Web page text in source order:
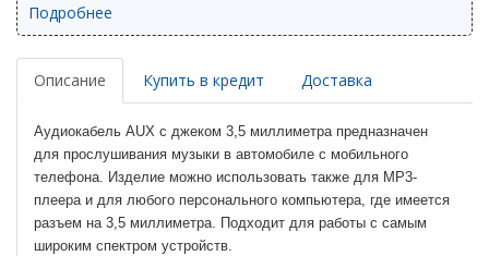
Подробнее
Описание Купить в кредит Доставка
Аудиокабель AUX с джеком 3,5 миллиметра предназначен
для прослушивания музыки в автомобиле с мобильного
телефона. Изделие можно использовать также для MP3-
плеера и для любого персонального компьютера, где имеется
разъем на 3,5 миллиметра. Подходит для работы с самым
широким спектром устройств.